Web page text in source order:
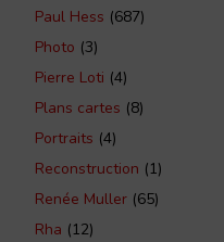
Paul Hess (687)
Photo (3)
Pierre Loti (4)
Plans cartes (8)
Portraits (4)
Reconstruction (1)
Renée Muller (65)
Rha (12)